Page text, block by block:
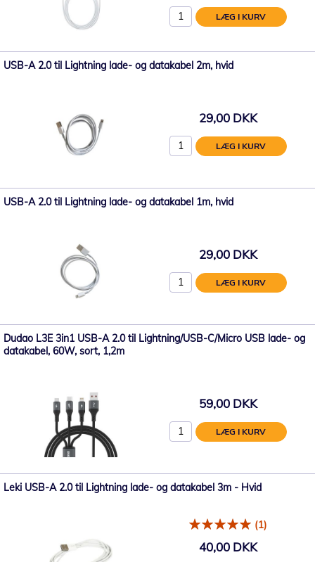
LÆG I KURV
USB-A 2.0 til Lightning lade- og datakabel 2m, hvid
29,00 DKK
LÆG I KURV
USB-A 2.0 til Lightning lade- og datakabel 1m, hvid
29,00 DKK
LÆG I KURV
Dudao L3E 3in1 USB-A 2.0 til Lightning/USB-C/Micro USB lade- og
datakabel, 60W, sort, 1,2m
59,00 DKK
LÆG I KURV
Leki USB-A 2.0 til Lightning lade- og datakabel 3m - Hvid
(1)
40,00 DKK